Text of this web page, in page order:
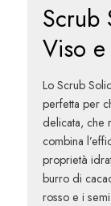
Scrub
Viso
Lo Scrub
perfetta per
delicata, che
combina
proprietà
burro di
rosso e i